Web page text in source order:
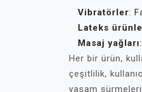
Vibratörler:
Lateks
Masaj yağları
Her bir ürün,
çeşitlilik,
yaşam